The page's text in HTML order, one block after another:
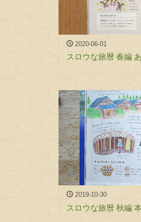
2020-06-01
スロウな旅暦 春編
2019-10-30
スロウな旅暦 秋編